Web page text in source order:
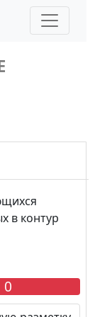
в контур
0